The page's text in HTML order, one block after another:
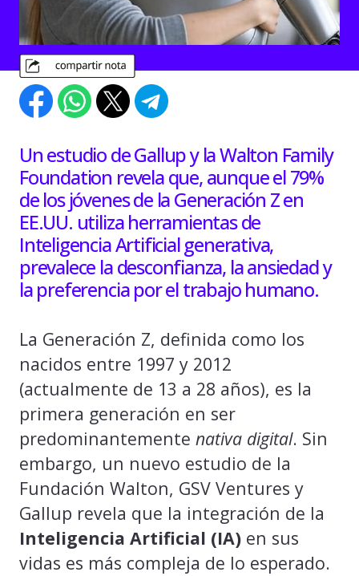
Un estudio de Gallup y la Walton Family
Foundation revela que, aunque el 79%
de los jóvenes de la Generación Z en
EE.UU. utiliza herramientas de
Inteligencia Artificial generativa,
prevalece la desconfianza, la ansiedad y
la preferencia por el trabajo humano.
La Generación Z, definida como los
nacidos entre 1997 y 2012
(actualmente de 13 a 28 años), es la
primera generación en ser
predominantemente nativa digital. Sin
embargo, un nuevo estudio de la
Fundación Walton, GSV Ventures y
Gallup revela que la integración de la
Inteligencia Artificial (IA) en sus
vidas es más compleja de lo esperado.